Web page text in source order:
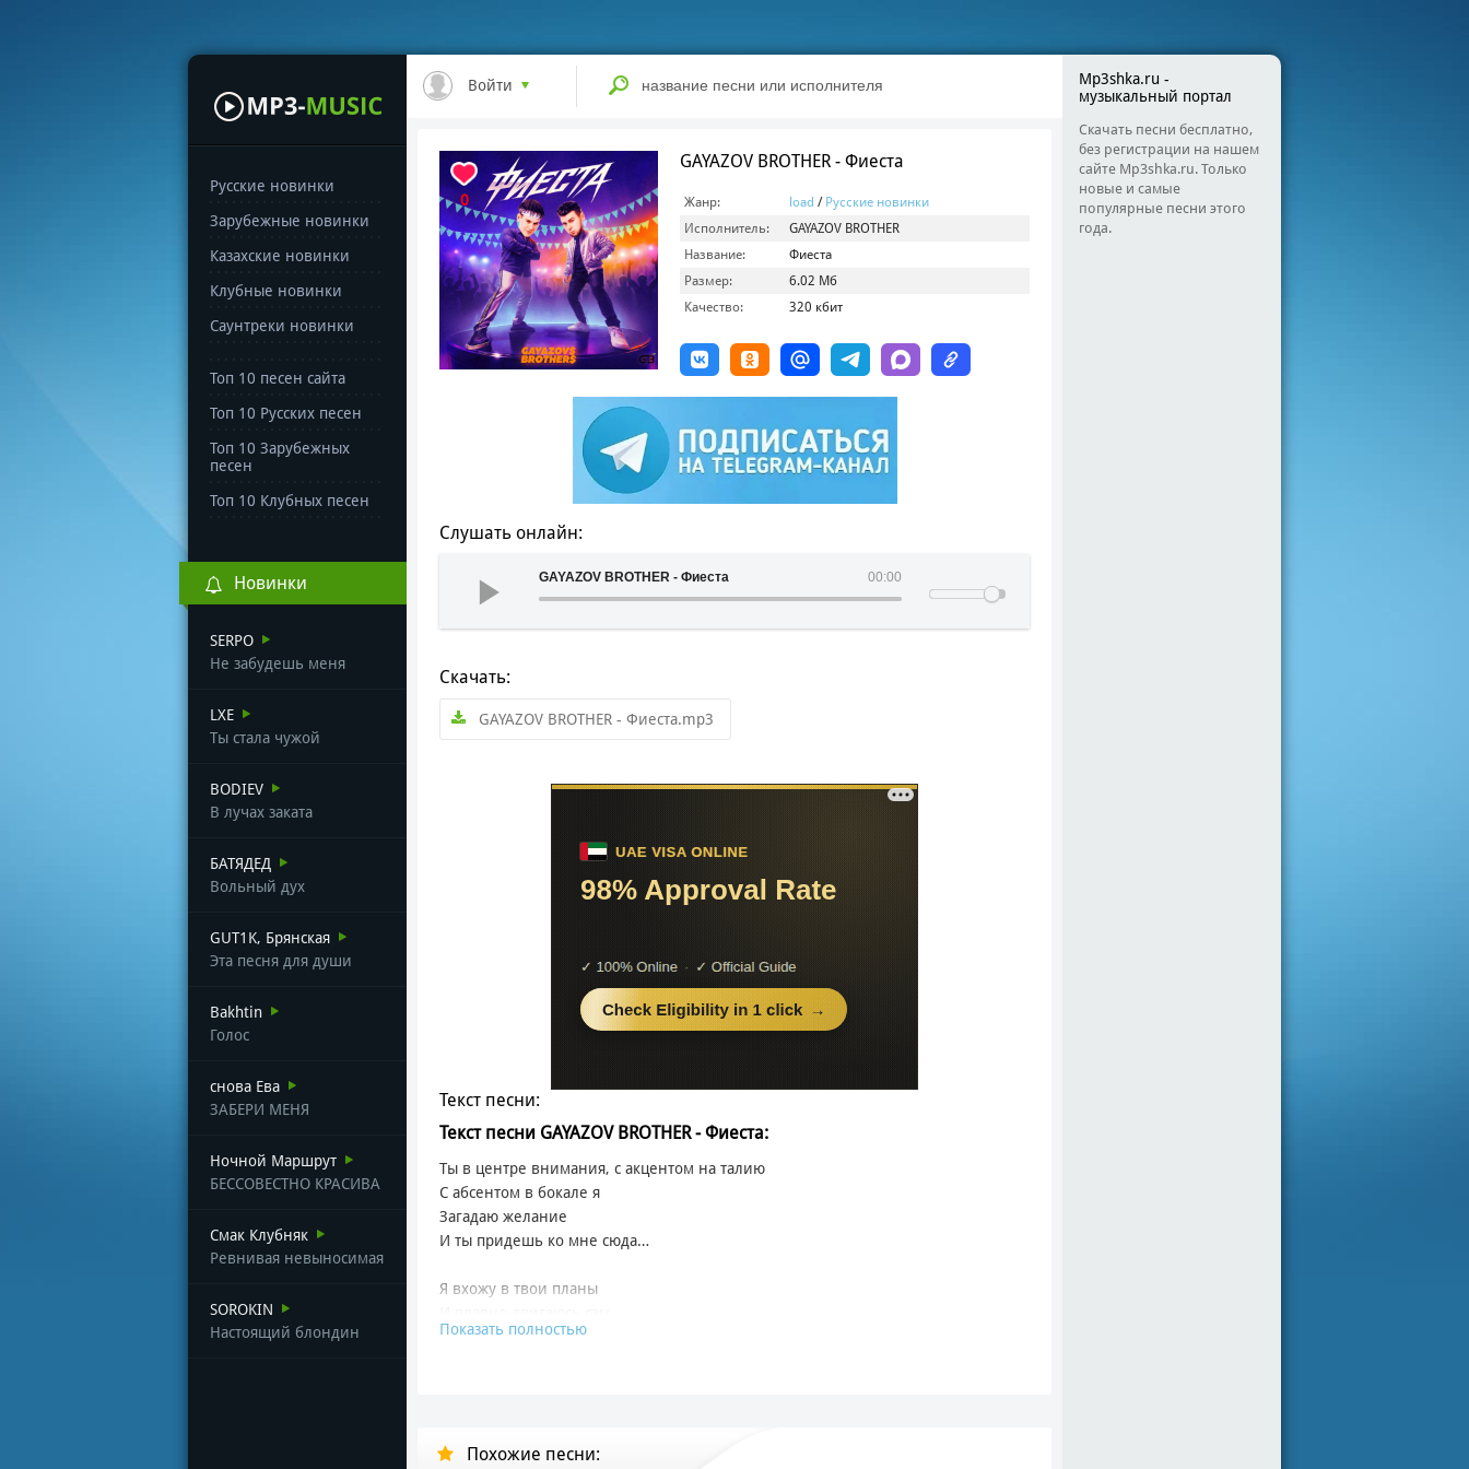
Русские новинки
Зарубежные новинки
Казахские новинки
Клубные новинки
Саунтреки новинки
Топ 10 песен сайта
Топ 10 Русских песен
Топ 10 Зарубежных
песен
Топ 10 Клубных песен
Новинки
SERPO
Не забудешь меня
LXE
Ты стала чужой
BODIEV
В лучах заката
БАТЯДЕД
Вольный дух
GUT1K, Брянская
Эта песня для души
Bakhtin
Голос
снова Ева
ЗАБЕРИ МЕНЯ
Ночной Маршрут
БЕССОВЕСТНО КРАСИВА
Смак Клубняк
Ревнивая невыносимая
SOROKIN
Настоящий блондин
Войти
0
GAYAZOV BROTHER - Фиеста
Жанр: load / Русские новинки
Исполнитель:
GAYAZOV BROTHER
Название:
Фиеста
Размер:
6.02 Мб
Качество:
320 кбит
Слушать онлайн:
00:00
GAYAZOV BROTHER - Фиеста
Скачать:
GAYAZOV BROTHER - Фиеста.mp3
Текст песни:
Текст песни GAYAZOV BROTHER - Фиеста:
Ты в центре внимания, с акцентом на талию
С абсентом в бокале я
Загадаю желание
И ты придешь ко мне сюда…
Я вхожу в твои планы
Как на жерле вулкана
Разрази меня гром, ставлю на кон
Показать полностью
Похожие песни:
Mp3shka.ru -
музыкальный портал
Скачать песни бесплатно,
без регистрации на нашем
сайте Mp3shka.ru. Только
новые и самые
популярные песни этого
года.